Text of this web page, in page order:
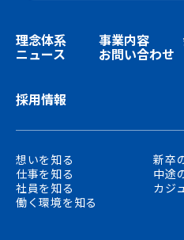
理念体系 事業内容
ニュース お問い合わせ
採用情報
想いを知る
新卒
仕事を知る
中途
社員を知る
カジ
働く環境を知る